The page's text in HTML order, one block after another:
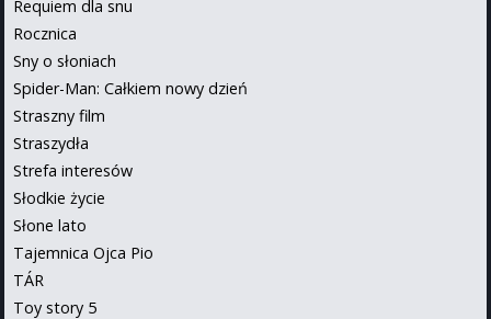
Requiem dla snu
Rocznica
Sny o słoniach
Spider-Man: Całkiem nowy dzień
Straszny film
Straszydła
Strefa interesów
Słodkie życie
Słone lato
Tajemnica Ojca Pio
TÁR
Toy story 5